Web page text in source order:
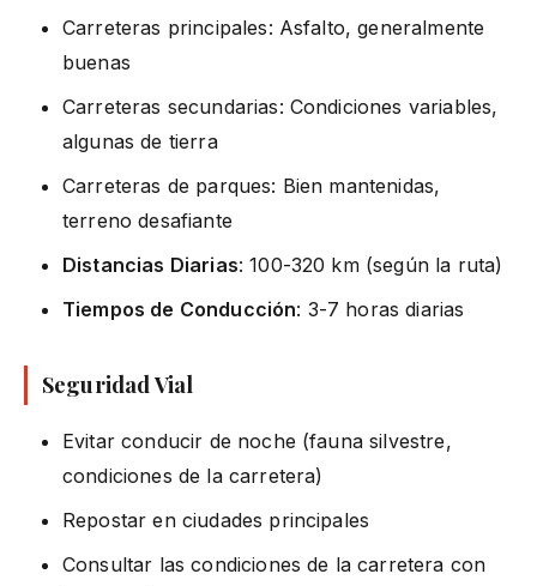
Carreteras principales: Asfalto, generalmente
buenas
Carreteras secundarias: Condiciones variables,
algunas de tierra
Carreteras de parques: Bien mantenidas,
terreno desafiante
Distancias Diarias: 100-320 km (según la ruta)
Tiempos de Conducción: 3-7 horas diarias
Seguridad Vial
Evitar conducir de noche (fauna silvestre,
condiciones de la carretera)
Repostar en ciudades principales
Consultar las condiciones de la carretera con